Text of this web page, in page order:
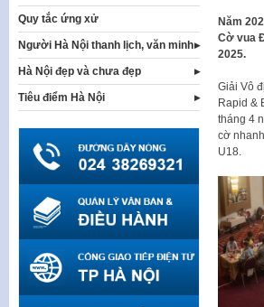
Năm
Cờ vua
2025.
Giải Vô
Rapid &
tháng 4
cờ
U18.
Quy tắc ứng xử
Người Hà Nội thanh lịch, văn minh
Hà Nội đẹp và chưa đẹp
Tiêu điểm Hà Nội